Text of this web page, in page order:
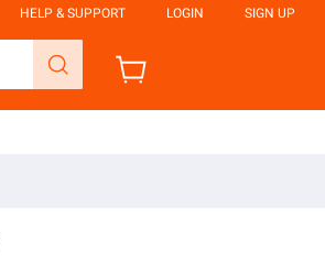
HELP & SUPPORT LOGIN SIGN UP